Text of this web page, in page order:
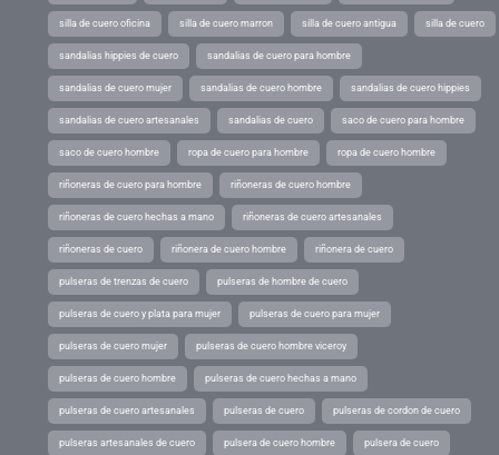
silla de cuero oficina silla de cuero marron silla de cuero antigua silla de cuero
sandalias hippies de cuero sandalias de cuero para hombre
sandalias de cuero mujer sandalias de cuero hombre sandalias de cuero hippies
sandalias de cuero artesanales sandalias de cuero saco de cuero para hombre
saco de cuero hombre ropa de cuero para hombre ropa de cuero hombre
riñoneras de cuero para hombre riñoneras de cuero hombre
riñoneras de cuero hechas a mano riñoneras de cuero artesanales
riñoneras de cuero riñonera de cuero hombre riñonera de cuero
pulseras de trenzas de cuero pulseras de hombre de cuero
pulseras de cuero y plata para mujer pulseras de cuero para mujer
pulseras de cuero mujer pulseras de cuero hombre viceroy
pulseras de cuero hombre pulseras de cuero hechas a mano
pulseras de cuero artesanales pulseras de cuero pulseras de cordon de cuero
pulseras artesanales de cuero pulsera de cuero hombre pulsera de cuero